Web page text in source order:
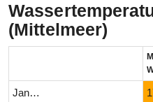
(Mittelmeer)
Januar